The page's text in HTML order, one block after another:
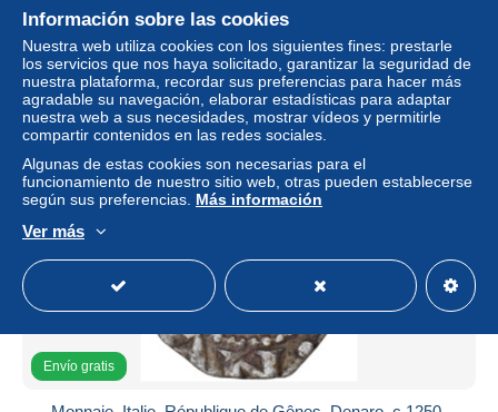
TTB, Billon, KM:247.2
± 235,14 US$
Estatus Profesional
Envío gratis
Información sobre las cookies
Nuestra web utiliza cookies con los siguientes fines: prestarle
los servicios que nos haya solicitado, garantizar la seguridad de
nuestra plataforma, recordar sus preferencias para hacer más
agradable su navegación, elaborar estadísticas para adaptar
nuestra web a sus necesidades, mostrar vídeos y permitirle
compartir contenidos en las redes sociales.
Algunas de estas cookies son necesarias para el
funcionamiento de nuestro sitio web, otras pueden establecerse
según sus preferencias. Más información
Ver más